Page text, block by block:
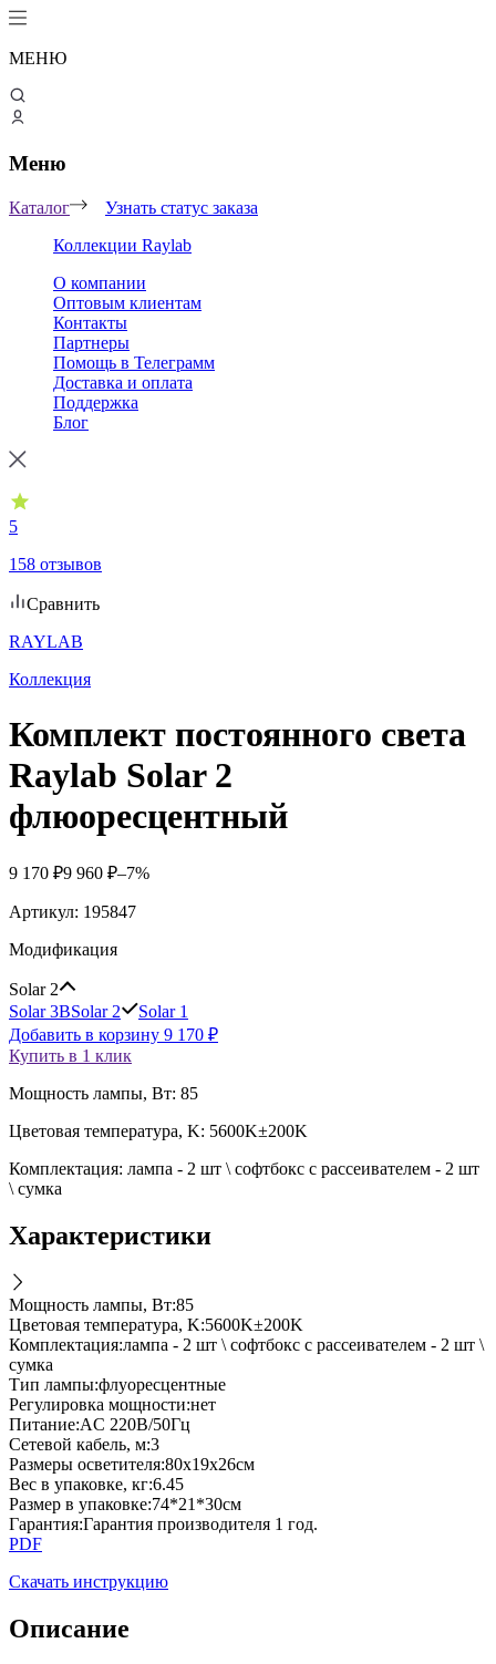
МЕНЮ
Меню
Каталог
Узнать статус заказа
Коллекции Raylab
О компании
Оптовым клиентам
Контакты
Партнеры
Помощь в Телеграмм
Доставка и оплата
Поддержка
Блог
5
158 отзывов
Сравнить
RAYLAВ
Коллекция
Комплект постоянного света
Raylab Solar 2
флюоресцентный
9 170 ₽9 960 ₽–7%
Артикул: 195847
Модификация
Solar 2
Solar 3BSolar 2
Solar 1
Добавить в корзину 9 170 ₽
Купить в 1 клик
Мощность лампы, Вт: 85
Цветовая температура, K: 5600K±200K
Комплектация: лампа - 2 шт \ софтбокс с рассеивателем - 2 шт
\ сумка
Характеристики
Мощность лампы, Вт:85
Цветовая температура, K:5600K±200K
Комплектация:лампа - 2 шт \ софтбокс с рассеивателем - 2 шт \
сумка
Тип лампы:флуоресцентные
Регулировка мощности:нет
Питание:AC 220В/50Гц
Сетевой кабель, м:3
Размеры осветителя:80х19х26см
Вес в упаковке, кг:6.45
Размер в упаковке:74*21*30см
Гарантия:Гарантия производителя 1 год.
PDF
Скачать инструкцию
Описание